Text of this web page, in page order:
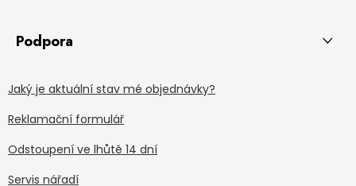
Podpora
Jaký je aktuální stav mé objednávky?
Reklamační formulář
Odstoupení ve lhůtě 14 dní
Servis nářadí